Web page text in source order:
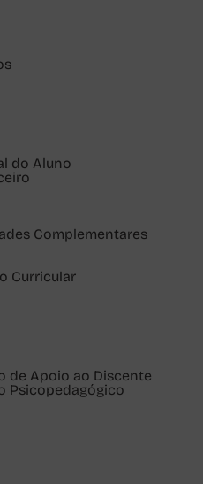
do Aluno
Complementares
Curricular
de Apoio ao Discente
Psicopedagógico